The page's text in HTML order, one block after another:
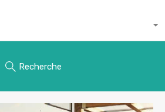
Recherche